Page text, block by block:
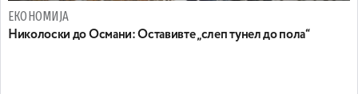
ЕКОНОМИЈА
Николоски до Османи: Oставивте „слеп тунел до пола“